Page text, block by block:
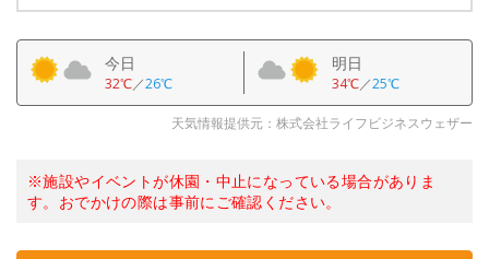
今日
32℃／26℃
明日
34℃／25℃
天気情報提供元：株式会社ライフビジネスウェザー
※施設やイベントが休園・中止になっている場合がありま
す。おでかけの際は事前にご確認ください。